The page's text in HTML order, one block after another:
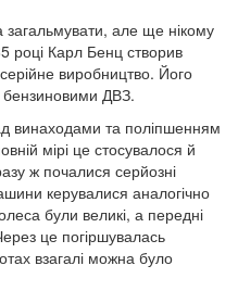
але ще нікому
році Карл Бенц створив
виробництво. Його
ДВЗ.
винаходами та поліпшенням
мірі це стосувалося й
ж почалися серйозні
керувалися аналогічно
були великі, а передні
це погіршувалась
взагалі можна було